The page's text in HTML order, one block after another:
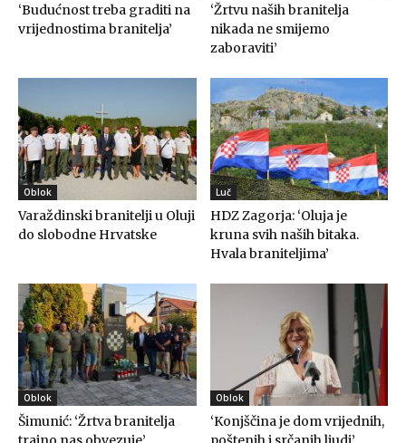
‘Budućnost treba graditi na
vrijednostima branitelja’
‘Žrtvu naših branitelja
nikada ne smijemo
zaboraviti’
Oblok
Varaždinski branitelji u Oluji
do slobodne Hrvatske
Luč
HDZ Zagorja: ‘Oluja je
kruna svih naših bitaka.
Hvala braniteljima’
Oblok
Šimunić: ‘Žrtva branitelja
Oblok
‘Konjščina je dom vrijednih,